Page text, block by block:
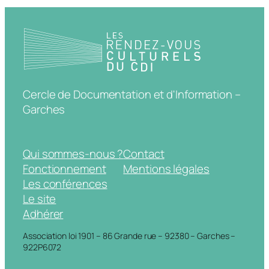
Cercle de Documentation et d'Information –
Garches
Qui sommes-nous ?
Fonctionnement
Les conférences
Le site
Adhérer
Contact
Mentions légales
Association loi 1901 – 86 Grande rue – 92380 – Garches –
922P6072